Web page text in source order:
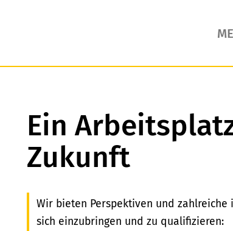
Ein
Zukunft
Wir bieten Perspektiven und zahlreiche
sich einzubringen und zu qualifizieren: